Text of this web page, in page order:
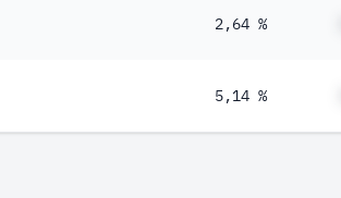
2,64 %
5,14 %